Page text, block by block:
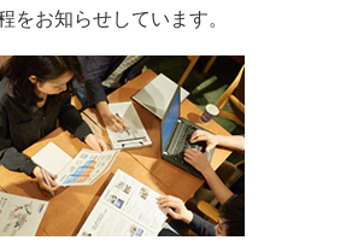
をお知らせしています。